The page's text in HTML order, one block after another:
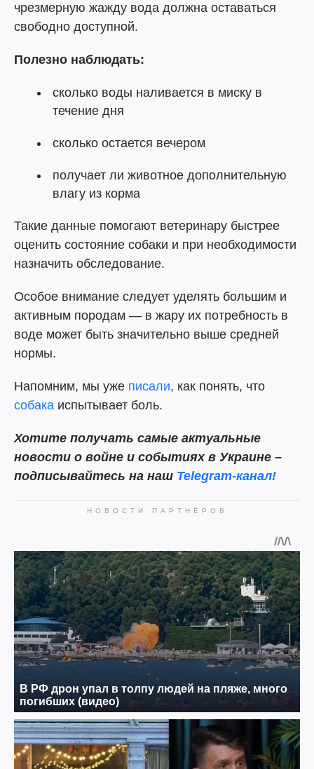
чрезмерную жажду вода должна оставаться
свободно доступной.
Полезно наблюдать:
сколько воды наливается в миску в
течение дня
сколько остается вечером
получает ли животное дополнительную
влагу из корма
Такие данные помогают ветеринару быстрее
оценить состояние собаки и при необходимости
назначить обследование.
Особое внимание следует уделять большим и
активным породам — в жару их потребность в
воде может быть значительно выше средней
нормы.
Напомним, мы уже писали, как понять, что
собака испытывает боль.
Хотите получать самые актуальные
новости о войне и событиях в Украине –
подписывайтесь на наш Telegram-канал!